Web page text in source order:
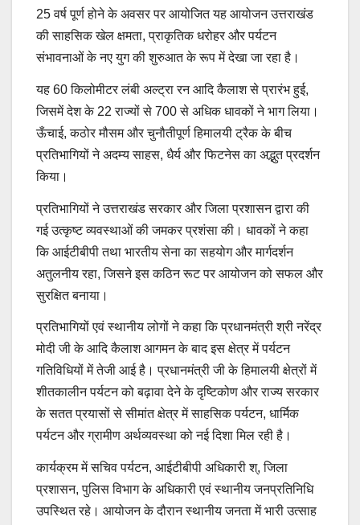
25 वर्ष पूर्ण होने के अवसर पर आयोजित यह आयोजन उत्तराखंड
की साहसिक खेल क्षमता, प्राकृतिक धरोहर और पर्यटन
संभावनाओं के नए युग की शुरुआत के रूप में देखा जा रहा है।
यह 60 किलोमीटर लंबी अल्ट्रा रन आदि कैलाश से प्रारंभ हुई,
जिसमें देश के 22 राज्यों से 700 से अधिक धावकों ने भाग लिया।
ऊँचाई, कठोर मौसम और चुनौतीपूर्ण हिमालयी ट्रैक के बीच
प्रतिभागियों ने अदम्य साहस, धैर्य और फिटनेस का अद्भुत प्रदर्शन
किया।
प्रतिभागियों ने उत्तराखंड सरकार और जिला प्रशासन द्वारा की
गई उत्कृष्ट व्यवस्थाओं की जमकर प्रशंसा की। धावकों ने कहा
कि आईटीबीपी तथा भारतीय सेना का सहयोग और मार्गदर्शन
अतुलनीय रहा, जिसने इस कठिन रूट पर आयोजन को सफल और
सुरक्षित बनाया।
प्रतिभागियों एवं स्थानीय लोगों ने कहा कि प्रधानमंत्री श्री नरेंद्र
मोदी जी के आदि कैलाश आगमन के बाद इस क्षेत्र में पर्यटन
गतिविधियों में तेजी आई है। प्रधानमंत्री जी के हिमालयी क्षेत्रों में
शीतकालीन पर्यटन को बढ़ावा देने के दृष्टिकोण और राज्य सरकार
के सतत प्रयासों से सीमांत क्षेत्र में साहसिक पर्यटन, धार्मिक
पर्यटन और ग्रामीण अर्थव्यवस्था को नई दिशा मिल रही है।
कार्यक्रम में सचिव पर्यटन, आईटीबीपी अधिकारी श्, जिला
प्रशासन, पुलिस विभाग के अधिकारी एवं स्थानीय जनप्रतिनिधि
उपस्थित रहे। आयोजन के दौरान स्थानीय जनता में भारी उत्साह